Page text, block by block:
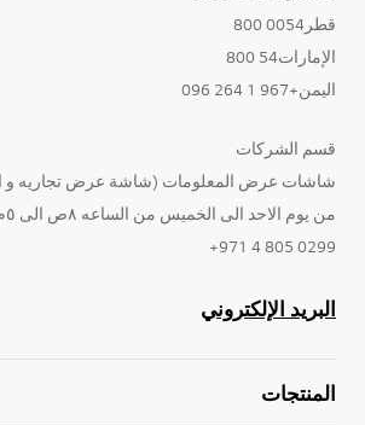
قطر0054 800
الإمارات54 800
اليمن+967 1 264 096
قسم الشركات
شاشات عرض المعلومات (شاشة عرض تجاريه و
من يوم الاحد الى الخميس من الساعه ٨ص الى ٥م
0299 805 4 971+
البريد الإلكتروني
المنتجات